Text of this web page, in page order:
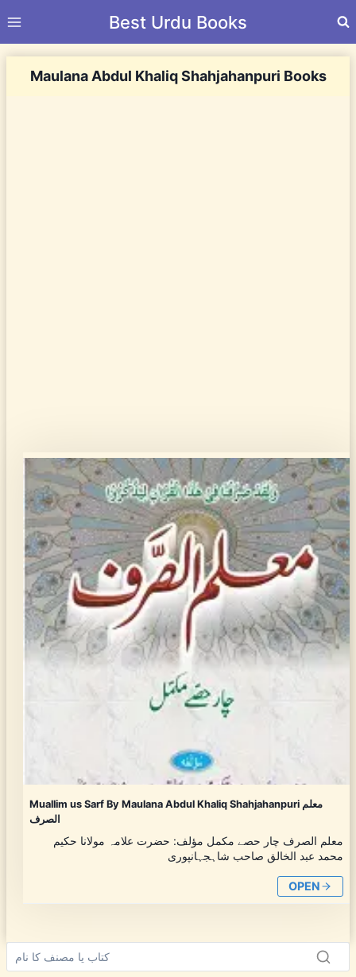
to
Best Urdu Books
Maulana Abdul Khaliq Shahjahanpuri Books
Muallim us Sarf By Maulana Abdul Khaliq Shahjahanpuri معلم
الصرف
معلم الصرف چار حصے مکمل مؤلف: حضرت علامہ مولانا حکیم
محمد عبد الخالق صاحب شاہجہانپوری
OPEN